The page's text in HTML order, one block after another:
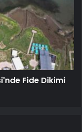
Fide Dikimi